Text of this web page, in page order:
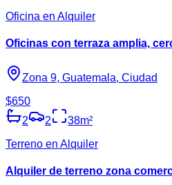
Oficina en Alquiler
Oficinas con terraza amplia,
Zona 9, Guatemala, Ciudad
$650
2
2 38m²
Terreno en Alquiler
Alquiler de terreno zona